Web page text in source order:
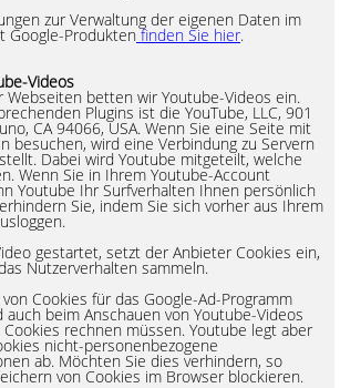
zur Verwaltung der eigenen Daten im
Google-Produktenfinden Sie hier.
Videos
Webseiten betten wir Youtube-Videos ein.
Plugins ist die YouTube, LLC, 901
CA 94066, USA. Wenn Sie eine Seite mit
besuchen, wird eine Verbindung zu Servern
Dabei wird Youtube mitgeteilt, welche
Wenn Sie in Ihrem Youtube-Account
Youtube Ihr Surfverhalten Ihnen persönlich
Sie, indem Sie sich vorher aus Ihrem
gestartet, setzt der Anbieter Cookies ein,
Nutzerverhalten sammeln.
Cookies für das Google-Ad-Programm
beim Anschauen von Youtube-Videos
rechnen müssen. Youtube legt aber
nicht-personenbezogene
ab. Möchten Sie dies verhindern, so
von Cookies im Browser blockieren.